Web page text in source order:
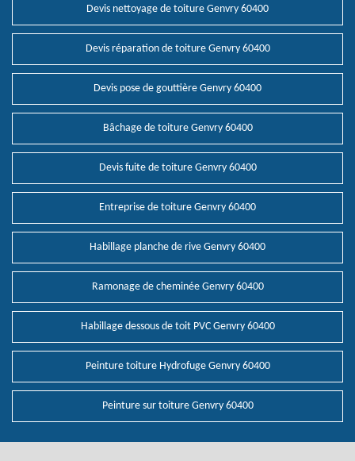
Devis nettoyage de toiture Genvry 60400
Devis réparation de toiture Genvry 60400
Devis pose de gouttière Genvry 60400
Bâchage de toiture Genvry 60400
Devis fuite de toiture Genvry 60400
Entreprise de toiture Genvry 60400
Habillage planche de rive Genvry 60400
Ramonage de cheminée Genvry 60400
Habillage dessous de toit PVC Genvry 60400
Peinture toiture Hydrofuge Genvry 60400
Peinture sur toiture Genvry 60400